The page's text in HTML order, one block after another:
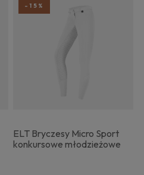
ELT Bryczesy Micro Sport
konkursowe młodzieżowe
-15%